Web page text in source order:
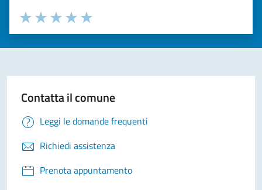
Valuta la chiarezza delle informazioni (da 1 a 5 stelle)
Seleziona il numero di stelle per valutare la chiarezza delle
Valuta 5 stelle su 5
Valuta 4 stelle su 5
Valuta 3 stelle su 5
Valuta 2 stelle su 5
Valuta 1 stelle su 5
Contatta il comune
Leggi le domande frequenti
Richiedi assistenza
Prenota appuntamento